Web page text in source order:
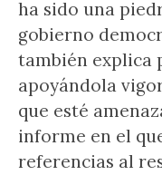
ha sido una
gobierno
también explica
apoyándola
que esté
informe en el
referencias al